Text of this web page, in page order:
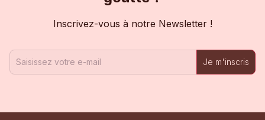
Inscrivez-vous à notre Newsletter !
Je m'inscris